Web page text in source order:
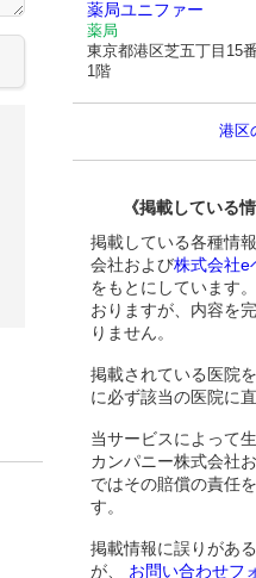
薬局ユニファー
薬局
東京都港区芝五丁目15
1階
港区
《掲載している
掲載している各種情
会社および株式会社e
をもとにしています
おりますが、内容を
りません。
掲載されている医院
に必ず該当の医院に
当サービスによって
カンパニー株式会社
ではその賠償の責任
す。
掲載情報に誤りがあ
が、
お問い合わせフ